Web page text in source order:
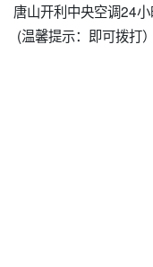
唐山开利中央空调24
(温馨提示：即可拨打）